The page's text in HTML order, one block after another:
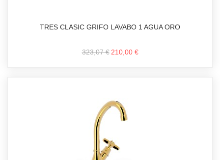
TRES CLASIC GRIFO LAVABO 1 AGUA ORO
323,07 € 210,00 €